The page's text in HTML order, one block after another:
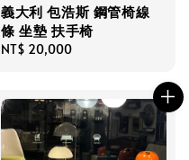
義大利 包浩斯 鋼管椅線
條 坐墊 扶手椅
Regular
NT$ 20,000